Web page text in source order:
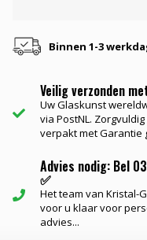
Binnen 1-3
Veilig verzonden
Uw Glaskunst
via PostNL.
verpakt met Garantie
Advies nodig: Bel
✅
Het team van Kristal-
voor u klaar voor
advies...